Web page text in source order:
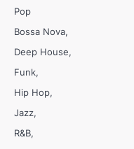
Pop
Bossa Nova
Deep House
Funk
Hip Hop
Jazz
R&B